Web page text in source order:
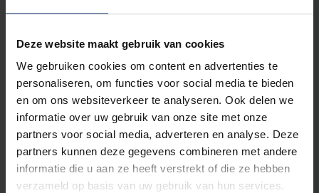
Deze website maakt gebruik van cookies
We gebruiken cookies om content en advertenties te
personaliseren, om functies voor social media te bieden
en om ons websiteverkeer te analyseren. Ook delen we
informatie over uw gebruik van onze site met onze
partners voor social media, adverteren en analyse. Deze
partners kunnen deze gegevens combineren met andere
informatie die u aan ze heeft verstrekt of die ze hebben
verzameld op basis van uw gebruik van hun services.
Financiële en Actuariële studiedelen
Financial Risk Management 6
Financiële modellering
Padintegralen voor optieprijzen 6
Financieel management en investeringsanalyse 6